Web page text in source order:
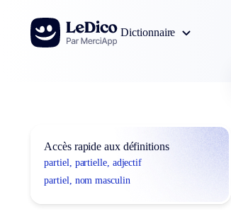
Aller au contenu
Dictionnaire
Accès rapide aux définitions
partiel, partielle, adjectif
partiel, nom masculin